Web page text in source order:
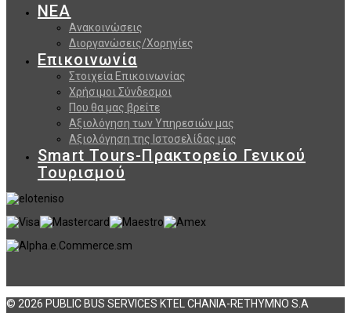
ΝΕΑ
Ανακοινώσεις
Διοργανώσεις/Χορηγίες
Επικοινωνία
Στοιχεία Επικοινωνίας
Χρήσιμοι Σύνδεσμοι
Που θα μας βρείτε
Αξιολόγηση των Υπηρεσιών μας
Αξιολόγηση της Ιστοσελίδας μας
Smart Tours-Πρακτορείο Γενικού
Τουρισμού
© 2026 PUBLIC BUS SERVICES KTEL CHANIA-RETHYMNO S.A